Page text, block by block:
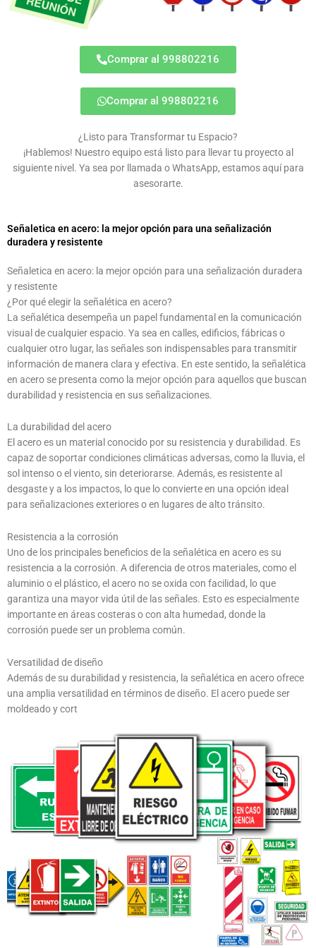
Comprar al 998802216
Comprar al 998802216
¿Listo para Transformar tu Espacio?
¡Hablemos! Nuestro equipo está listo para llevar tu proyecto al
siguiente nivel. Ya sea por llamada o WhatsApp, estamos aquí para
asesorarte.
Señaletica en acero: la mejor opción para una señalización
duradera y resistente
Señaletica en acero: la mejor opción para una señalización duradera
y resistente
¿Por qué elegir la señalética en acero?
La señalética desempeña un papel fundamental en la comunicación
visual de cualquier espacio. Ya sea en calles, edificios, fábricas o
cualquier otro lugar, las señales son indispensables para transmitir
información de manera clara y efectiva. En este sentido, la señalética
en acero se presenta como la mejor opción para aquellos que buscan
durabilidad y resistencia en sus señalizaciones.
La durabilidad del acero
El acero es un material conocido por su resistencia y durabilidad. Es
capaz de soportar condiciones climáticas adversas, como la lluvia, el
sol intenso o el viento, sin deteriorarse. Además, es resistente al
desgaste y a los impactos, lo que lo convierte en una opción ideal
para señalizaciones exteriores o en lugares de alto tránsito.
Resistencia a la corrosión
Uno de los principales beneficios de la señalética en acero es su
resistencia a la corrosión. A diferencia de otros materiales, como el
aluminio o el plástico, el acero no se oxida con facilidad, lo que
garantiza una mayor vida útil de las señales. Esto es especialmente
importante en áreas costeras o con alta humedad, donde la
corrosión puede ser un problema común.
Versatilidad de diseño
Además de su durabilidad y resistencia, la señalética en acero ofrece
una amplia versatilidad en términos de diseño. El acero puede ser
moldeado y cort